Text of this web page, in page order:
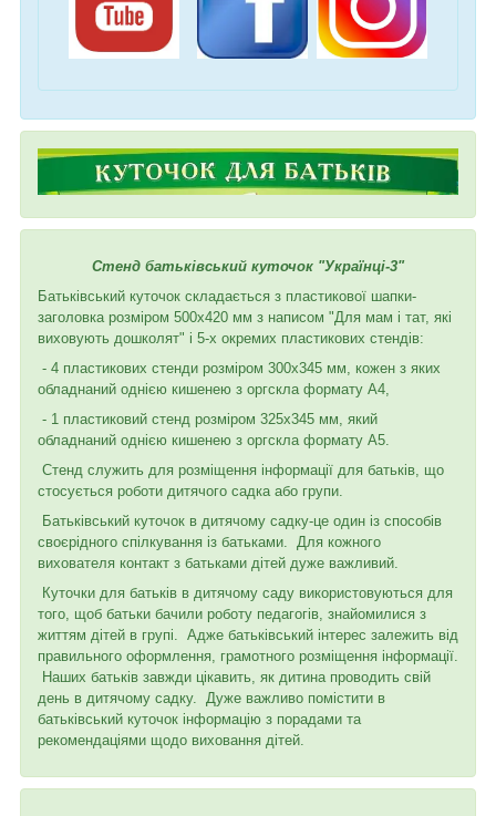
Стенд батьківський куточок "Українці-3"
Батьківський куточок складається з пластикової шапки-
заголовка розміром 500х420 мм з написом "Для мам і тат, які
виховують дошколят" і 5-х окремих пластикових стендів:
- 4 пластикових стенди розміром 300х345 мм, кожен з яких
обладнаний однією кишенею з оргскла формату А4,
- 1 пластиковий стенд розміром 325х345 мм, який
обладнаний однією кишенею з оргскла формату А5.
Стенд служить для розміщення інформації для батьків, що
стосується роботи дитячого садка або групи.
Батьківський куточок в дитячому садку-це один із способів
своєрідного спілкування із батьками. Для кожного
вихователя контакт з батьками дітей дуже важливий.
Куточки для батьків в дитячому саду використовуються для
того, щоб батьки бачили роботу педагогів, знайомилися з
життям дітей в групі. Адже батьківський інтерес залежить від
правильного оформлення, грамотного розміщення інформації.
Наших батьків завжди цікавить, як дитина проводить свій
день в дитячому садку. Дуже важливо помістити в
батьківський куточок інформацію з порадами та
рекомендаціями щодо виховання дітей.